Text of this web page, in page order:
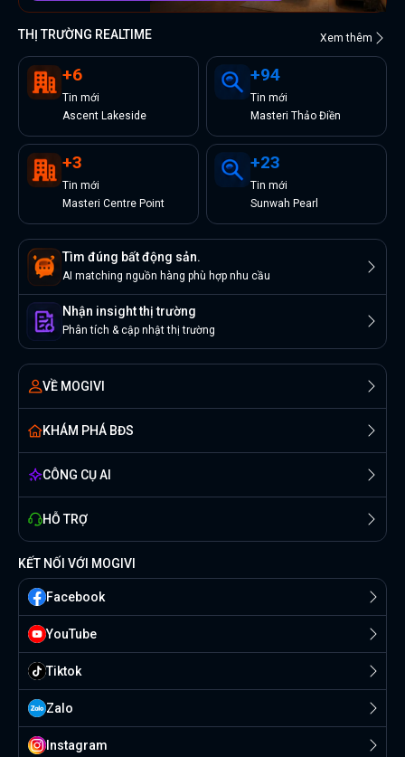
THỊ TRƯỜNG REALTIME Xem thêm
+6
Tin mới
Ascent Lakeside
+94
Tin mới
Masteri Thảo Điền
+3
Tin mới
Masteri Centre Point
+23
Tin mới
Sunwah Pearl
Tìm đúng bất động sản.
AI matching nguồn hàng phù hợp nhu cầu
Nhận insight thị trường
Phân tích & cập nhật thị trường
VỀ MOGIVI
KHÁM PHÁ BĐS
CÔNG CỤ AI
HỖ TRỢ
KẾT NỐI VỚI MOGIVI
Facebook
YouTube
Tiktok
Zalo
Instagram